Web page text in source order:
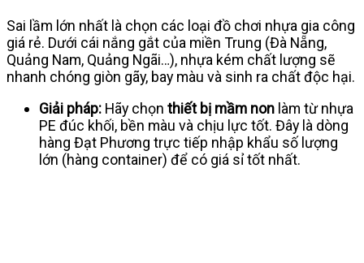
Sai lầm lớn nhất là chọn các loại đồ chơi nhựa gia công
giá rẻ. Dưới cái nắng gắt của miền Trung (Đà Nẵng,
Quảng Nam, Quảng Ngãi…), nhựa kém chất lượng sẽ
nhanh chóng giòn gãy, bay màu và sinh ra chất độc hại.
Giải pháp: Hãy chọn thiết bị mầm non làm từ nhựa
PE đúc khối, bền màu và chịu lực tốt. Đây là dòng
hàng Đạt Phương trực tiếp nhập khẩu số lượng
lớn (hàng container) để có giá sỉ tốt nhất.